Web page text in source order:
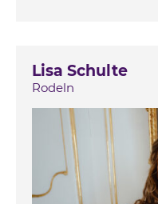
Lisa Schulte
Rodeln